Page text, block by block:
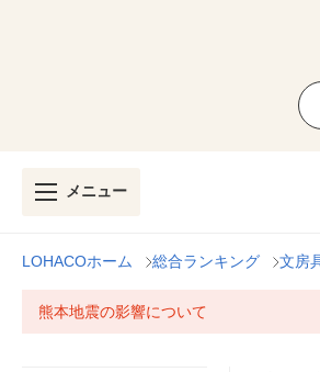
メニュー
LOHACOホーム 総合ランキング 文房
熊本地震の影響について